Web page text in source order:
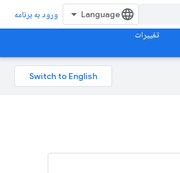
ورود به برنامه
تغییرات